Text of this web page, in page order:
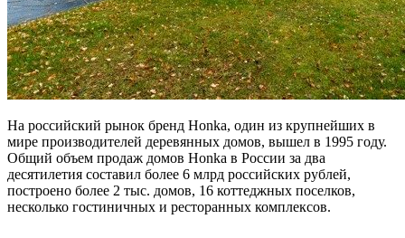
На российский рынок бренд Honka, один из крупнейших в
мире производителей деревянных домов, вышел в 1995 году.
Общий объем продаж домов Honka в России за два
десятилетия составил более 6 млрд российских рублей,
построено более 2 тыс. домов, 16 коттеджных поселков,
несколько гостиничных и ресторанных комплексов.